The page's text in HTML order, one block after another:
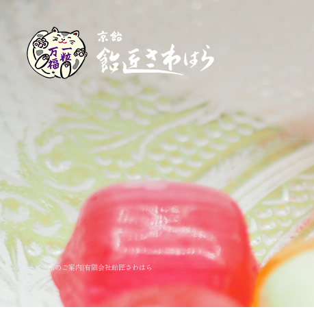
オーダー飴のご案内|有限会社飴匠さわはら